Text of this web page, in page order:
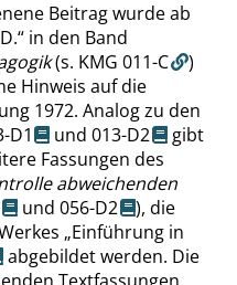
Beitrag wurde ab
D.“ in den Band
(s. KMG 011-C
)
Hinweis auf die
1972. Analog zu den
D1 und013-D2
gibt
Fassungen des
abweichenden
und056-D2
), die
„Einführung in
abgebildet werden. Die